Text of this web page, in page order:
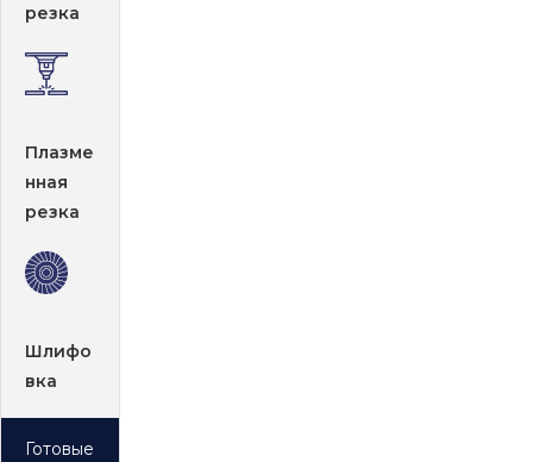
резка
Плазме
нная
резка
Шлифо
вка
Готовые